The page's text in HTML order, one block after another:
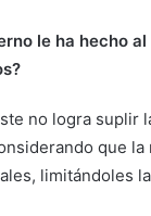
le ha hecho
no logra suplir
que
limitándoles